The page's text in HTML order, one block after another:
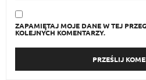
ZAPAMIĘTAJ MOJE DANE W TEJ
KOLEJNYCH KOMENTARZY.